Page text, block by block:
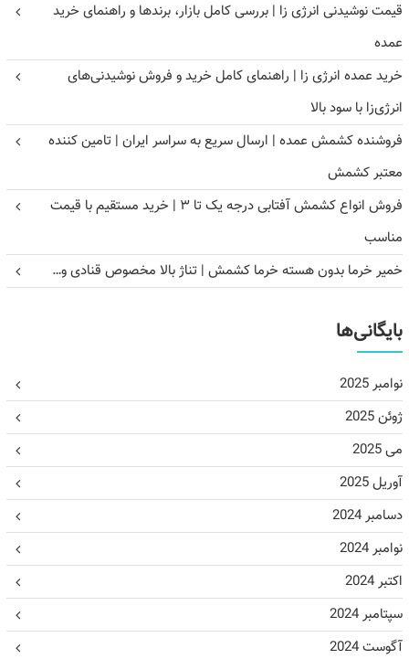
قیمت نوشیدنی انرژی زا | بررسی کامل بازار، برندها و راهنمای خرید
عمده
خرید عمده انرژی زا | راهنمای کامل خرید و فروش نوشیدنی‌های
انرژی‌زا با سود بالا
فروشنده کشمش عمده | ارسال سریع به سراسر ایران | تامین کننده
معتبر کشمش
فروش انواع کشمش آفتابی درجه یک تا ۳ | خرید مستقیم با قیمت
مناسب
خمیر خرما بدون هسته خرما کشمش | تناژ بالا مخصوص قنادی و…
بایگانی‌ها
نوامبر 2025
ژوئن 2025
می 2025
آوریل 2025
دسامبر 2024
نوامبر 2024
اکتبر 2024
سپتامبر 2024
آگوست 2024